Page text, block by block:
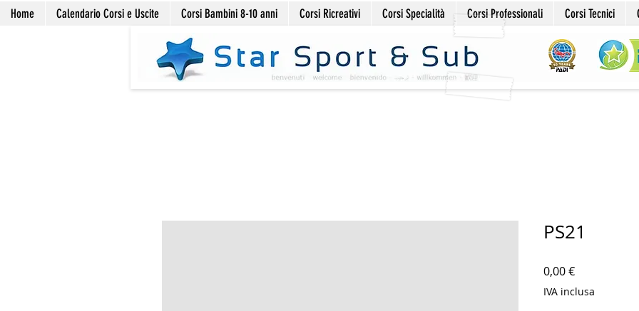
Home Calendario Corsi e Uscite Corsi Bambini 8-10 anni Corsi Ricreativi Corsi Specialità Corsi Professionali Corsi Tecnici
PS21
0,00 €Prezzo
IVA inclusa